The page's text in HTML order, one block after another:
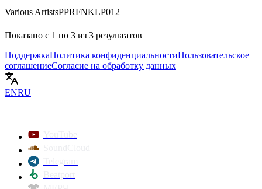
Various ArtistsPPRFNKLP012
Показано с 1 по 3 из 3 результатов
ПоддержкаПолитика конфиденциальностиПользовательское
соглашениеСогласие на обработку данных
ENRU